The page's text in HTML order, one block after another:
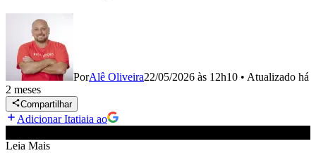
PorAlê Oliveira22/05/2026 às 12h10 • Atualizado há
2 meses
Compartilhar
Adicionar Itatiaia ao
Leia Mais